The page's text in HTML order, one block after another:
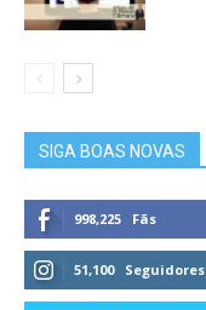
SIGA BOAS NOVAS
998,225 Fãs
51,100 Seguidores